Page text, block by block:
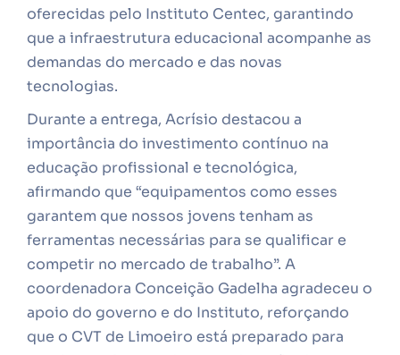
oferecidas pelo Instituto Centec, garantindo
que a infraestrutura educacional acompanhe as
demandas do mercado e das novas
tecnologias.
Durante a entrega, Acrísio destacou a
importância do investimento contínuo na
educação profissional e tecnológica,
afirmando que “equipamentos como esses
garantem que nossos jovens tenham as
ferramentas necessárias para se qualificar e
competir no mercado de trabalho”. A
coordenadora Conceição Gadelha agradeceu o
apoio do governo e do Instituto, reforçando
que o CVT de Limoeiro está preparado para